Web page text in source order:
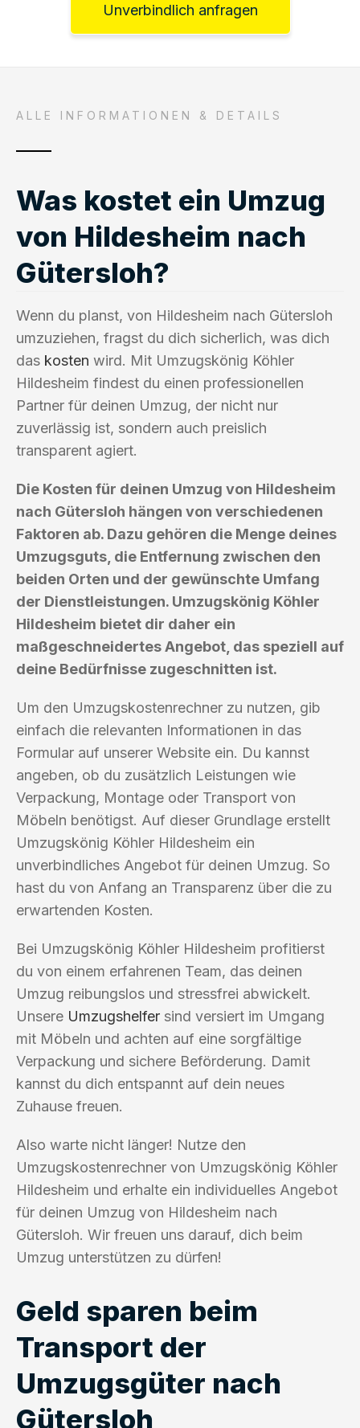
Unverbindlich anfragen
ALLE INFORMATIONEN & DETAILS
Was kostet ein Umzug
von Hildesheim nach
Gütersloh?
Wenn du planst, von Hildesheim nach Gütersloh
umzuziehen, fragst du dich sicherlich, was dich
das kosten wird. Mit Umzugskönig Köhler
Hildesheim findest du einen professionellen
Partner für deinen Umzug, der nicht nur
zuverlässig ist, sondern auch preislich
transparent agiert.
Die Kosten für deinen Umzug von Hildesheim
nach Gütersloh hängen von verschiedenen
Faktoren ab. Dazu gehören die Menge deines
Umzugsguts, die Entfernung zwischen den
beiden Orten und der gewünschte Umfang
der Dienstleistungen. Umzugskönig Köhler
Hildesheim bietet dir daher ein
maßgeschneidertes Angebot, das speziell auf
deine Bedürfnisse zugeschnitten ist.
Um den Umzugskostenrechner zu nutzen, gib
einfach die relevanten Informationen in das
Formular auf unserer Website ein. Du kannst
angeben, ob du zusätzlich Leistungen wie
Verpackung, Montage oder Transport von
Möbeln benötigst. Auf dieser Grundlage erstellt
Umzugskönig Köhler Hildesheim ein
unverbindliches Angebot für deinen Umzug. So
hast du von Anfang an Transparenz über die zu
erwartenden Kosten.
Bei Umzugskönig Köhler Hildesheim profitierst
du von einem erfahrenen Team, das deinen
Umzug reibungslos und stressfrei abwickelt.
Unsere Umzugshelfer sind versiert im Umgang
mit Möbeln und achten auf eine sorgfältige
Verpackung und sichere Beförderung. Damit
kannst du dich entspannt auf dein neues
Zuhause freuen.
Also warte nicht länger! Nutze den
Umzugskostenrechner von Umzugskönig Köhler
Hildesheim und erhalte ein individuelles Angebot
für deinen Umzug von Hildesheim nach
Gütersloh. Wir freuen uns darauf, dich beim
Umzug unterstützen zu dürfen!
Geld sparen beim
Transport der
Umzugsgüter nach
Gütersloh